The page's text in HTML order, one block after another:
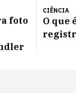
foto
CIÊNCIA
O que